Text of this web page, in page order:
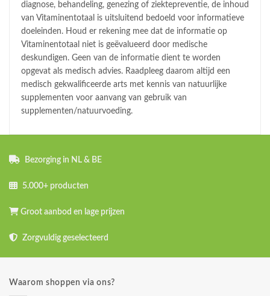
diagnose, behandeling, genezing of ziektepreventie, de inhoud
van Vitaminentotaal is uitsluitend bedoeld voor informatieve
doeleinden. Houd er rekening mee dat de informatie op
Vitaminentotaal niet is geëvalueerd door medische
deskundigen. Geen van de informatie dient te worden
opgevat als medisch advies. Raadpleeg daarom altijd een
medisch gekwalificeerde arts met kennis van natuurlijke
supplementen voor aanvang van gebruik van
supplementen/natuurvoeding.
Bezorging in NL & BE
5.000+ producten
Groot aanbod en lage prijzen
Zorgvuldig geselecteerd
Waarom shoppen via ons?